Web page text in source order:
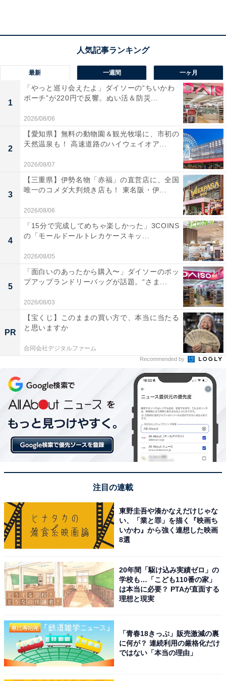
名湯を心ゆくまで堪能できる温泉
秋保温泉を堪能できる露天風呂
●回答者コメント
秋保温泉を堪能できるところ。温泉も綺麗に管理さ
れており、ゆっくりくつろぐことができた
チェックイン後は、日本三御湯に数えられる名湯・秋保
温泉を心ゆくまで堪能しましょう。季節感あふれる庭園
を望む露天風呂など、自慢の天然温泉で足をのばしてゆ
ったりと至福の時間を過ごせます。綺麗に管理された温
泉で日々の喧騒から離れ、心も体もリフレッシュされて
いくのを実感できます。
和・洋・中の絶品料理
最新 一週間 一ヶ月
1
「やっと巡り会えたよ」ダイソーの“ちいかわ
ポーチ”が220円で反響。ぬい活＆防災...
2026/08/06
2
【愛知県】無料の動物園＆観光牧場に、市初の
天然温泉も！ 高速道路のハイウェイオア...
2026/08/07
3
【三重県】伊勢名物「赤福」の直営店に、全国
唯一のコメダ大判焼き店も！ 東名阪・伊...
2026/08/06
4
「15分で完成してめちゃ楽しかった」3COINS
の「モールドールトレカケースキッ...
2026/08/05
5
「面白いのあったから購入〜」ダイソーのポッ
プアップランドリーバッグが話題。“さま...
2026/08/03
PR
【宝くじ】このままの買い方で、本当に当たる
と思いますか
合同会社デジタルファーム
Recommended by
注目の連載
東野圭吾や湊かなえだけじゃな
い、「業と罪」を描く『映画ち
いかわ』から強く連想した映画
8選
20年間「駆け込み実績ゼロ」の
学校も…「こども110番の家」
は本当に必要？ PTAが直面する
理想と現実
「青春18きっぷ」販売激減の裏
に何が？ 連続利用の厳格化だけ
ではない「本当の理由」